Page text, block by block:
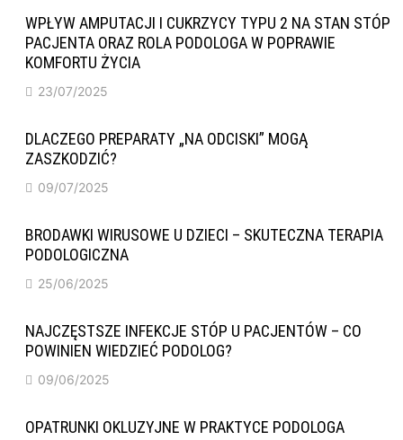
WPŁYW AMPUTACJI I CUKRZYCY TYPU 2 NA STAN STÓP
PACJENTA ORAZ ROLA PODOLOGA W POPRAWIE
KOMFORTU ŻYCIA
23/07/2025
DLACZEGO PREPARATY „NA ODCISKI” MOGĄ
ZASZKODZIĆ?
09/07/2025
BRODAWKI WIRUSOWE U DZIECI – SKUTECZNA TERAPIA
PODOLOGICZNA
25/06/2025
NAJCZĘSTSZE INFEKCJE STÓP U PACJENTÓW – CO
POWINIEN WIEDZIEĆ PODOLOG?
09/06/2025
OPATRUNKI OKLUZYJNE W PRAKTYCE PODOLOGA